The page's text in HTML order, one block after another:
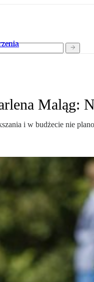
Maląg:
i w budżecie nie